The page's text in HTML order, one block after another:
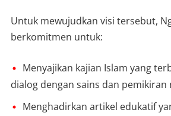
Untuk mewujudkan visi tersebut,
berkomitmen untuk:
Menyajikan kajian Islam yang
dialog dengan sains dan pemikiran
Menghadirkan artikel edukatif